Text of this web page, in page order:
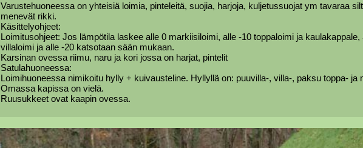
Varustehuoneessa on yhteisiä loimia, pinteleitä, suojia, harjoja, kuljetussuojat ym tavaraa
menevät rikki.
Käsittelyohjeet:
Loimitusohjeet: Jos lämpötila laskee alle 0 markiisiloimi, alle -10 toppaloimi ja
villaloimi ja alle -20 katsotaan sään mukaan.
Karsinan ovessa riimu, naru ja kori jossa on harjat, pintelit
Satulahuoneessa:
Loimihuoneessa nimikoitu hylly + kuivausteline. Hyllyllä on: puuvilla-, villa-, paksu toppa- ja
Omassa kapissa on vielä.
Ruusukkeet ovat kaapin ovessa.